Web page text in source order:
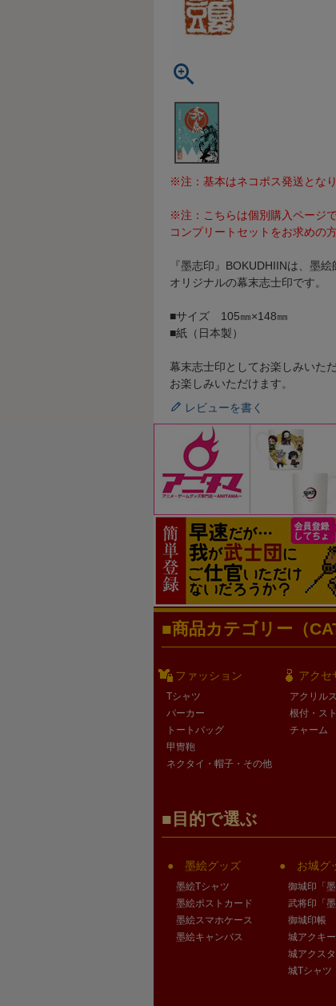
※注：基本はネコポス発送とな
※注：こちらは個別購入ページで
コンプリートセットをお求めの
『墨志印』BOKUDHIINは、墨
オリジナルの幕末志士印です。
■サイズ 105㎜×148㎜
■紙（日本製）
幕末志士印としてお楽しみいた
お楽しみいただけます。
レビューを書く
商品カテゴリー（
ファッション
Tシャツ
パーカー
トートバッグ
甲冑鞄
ネクタイ・帽子・その他
アクセ
アクリル
根付・ス
チャーム
目的で選ぶ
墨絵グッズ
墨絵Tシャツ
墨絵ポストカード
墨絵スマホケース
墨絵キャンバス
お城グ
御城印「墨
武将印「墨
御城印帳
城アクキー
城アクスタ
城Tシャツ